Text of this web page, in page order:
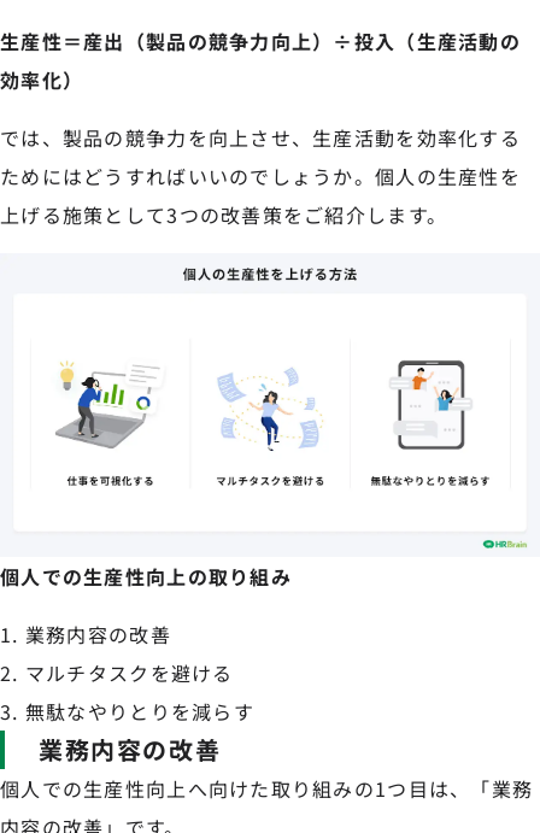
生産性＝産出（製品の競争力向上）÷投入（生産活動の
効率化）
では、製品の競争力を向上させ、生産活動を効率化する
ためにはどうすればいいのでしょうか。個人の生産性を
上げる施策として3つの改善策をご紹介します。
個人での生産性向上の取り組み
業務内容の改善
マルチタスクを避ける
無駄なやりとりを減らす
業務内容の改善
個人での生産性向上へ向けた取り組みの1つ目は、「業務
内容の改善」です。